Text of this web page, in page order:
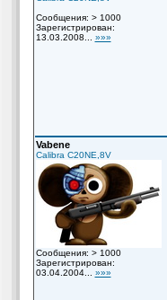
Сообщения: > 1000
Зарегистрирован:
13.03.2008... »»»
Vabene
Calibra C20NE,8V
Сообщения: > 1000
Зарегистрирован:
03.04.2004... »»»